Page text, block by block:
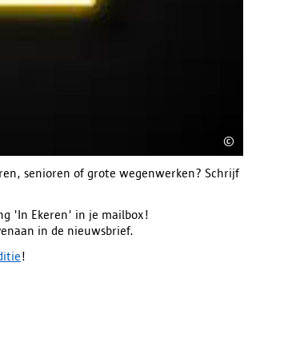
©
senioren of grote wegenwerken? Schrijf
'In Ekeren' in je mailbox!
in de nieuwsbrief.
!